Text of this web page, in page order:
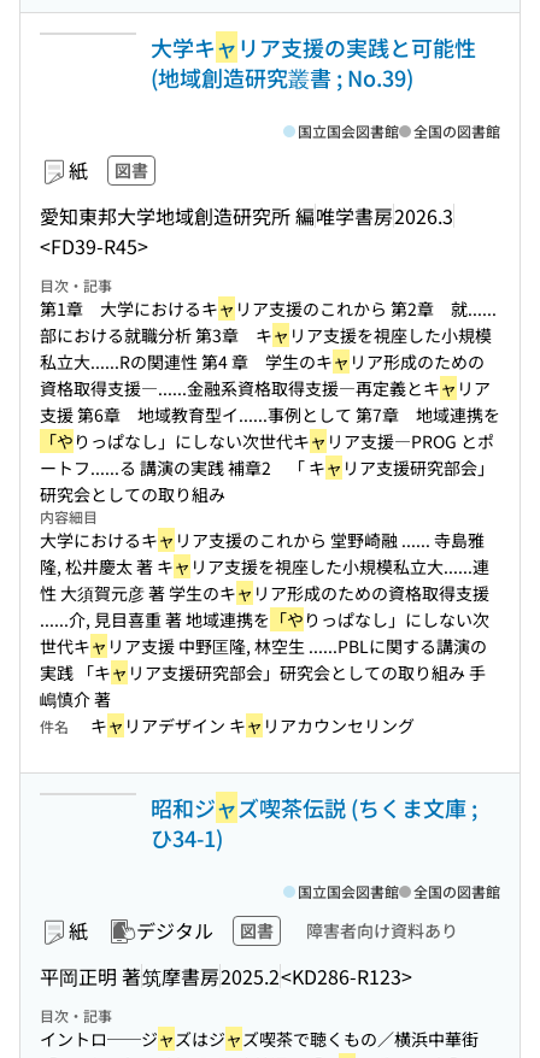
大学キャリア支援の実践と可能性
(地域創造研究叢書 ; No.39)
紙 図書
愛知東邦大学地域創造研究所 編唯学書房2026.3
<FD39-R45>
国立国会図書館 全国の図書館
目次・記事
第1章 大学におけるキャ リア支援のこれから 第2章 就......
部における就職分析 第3章 キャ リア支援を視座した小規模
私立大......Rの関連性 第4 章 学生のキャ リア形成のための
資格取得支援―......金融系資格取得支援―再定義とキャ リア
支援 第6章 地域教育型イ......事例として 第7章 地域連携を
「や りっぱなし」にしない次世代キャ リア支援―PROG とポ
ートフ......る 講演の実践 補章2 「 キャ リア支援研究部会」
研究会としての取り組み
内容細目
大学におけるキャ リア支援のこれから 堂野崎融 ...... 寺島雅
隆, 松井慶太 著 キャ リア支援を視座した小規模私立大......連
性 大須賀元彦 著 学生のキャ リア形成のための資格取得支援
......介, 見目喜重 著 地域連携を 「や りっぱなし」にしない次
世代キャ リア支援 中野匡隆, 林空生 ......PBLに関する講演の
実践 「キャ リア支援研究部会」研究会としての取り組み 手
嶋慎介 著
件名 キャ リアデザイン キャ リアカウンセリング
昭和ジャズ喫茶伝説 (ちくま文庫 ;
ひ34-1)
紙 デジタル 図書 障害者向け資料あり
平岡正明 著筑摩書房2025.2<KD286-R123>
国立国会図書館 全国の図書館
目次・記事
イントロ──ジャズはジャズ喫茶で聴くもの／横浜中華街